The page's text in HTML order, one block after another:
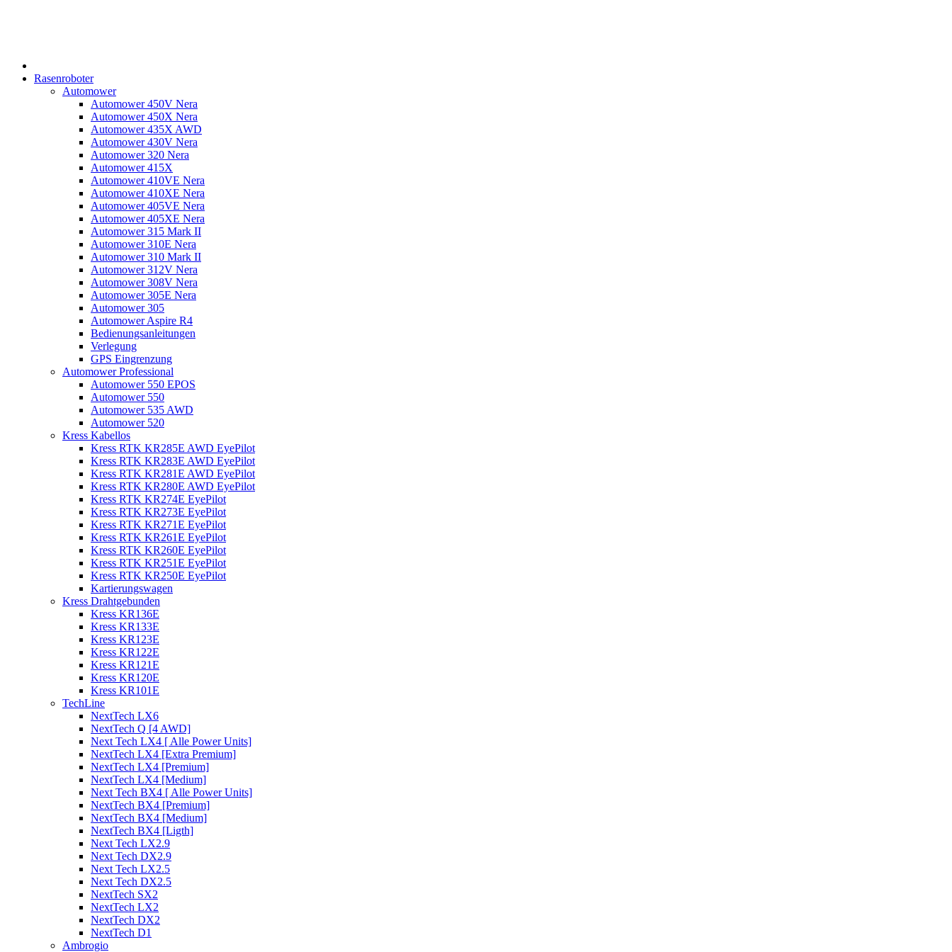
Rasenroboter
Automower
Automower 450V Nera
Automower 450X Nera
Automower 435X AWD
Automower 430V Nera
Automower 320 Nera
Automower 415X
Automower 410VE Nera
Automower 410XE Nera
Automower 405VE Nera
Automower 405XE Nera
Automower 315 Mark II
Automower 310E Nera
Automower 310 Mark II
Automower 312V Nera
Automower 308V Nera
Automower 305E Nera
Automower 305
Automower Aspire R4
Bedienungsanleitungen
Verlegung
GPS Eingrenzung
Automower Professional
Automower 550 EPOS
Automower 550
Automower 535 AWD
Automower 520
Kress Kabellos
Kress RTK KR285E AWD EyePilot
Kress RTK KR283E AWD EyePilot
Kress RTK KR281E AWD EyePilot
Kress RTK KR280E AWD EyePilot
Kress RTK KR274E EyePilot
Kress RTK KR273E EyePilot
Kress RTK KR271E EyePilot
Kress RTK KR261E EyePilot
Kress RTK KR260E EyePilot
Kress RTK KR251E EyePilot
Kress RTK KR250E EyePilot
Kartierungswagen
Kress Drahtgebunden
Kress KR136E
Kress KR133E
Kress KR123E
Kress KR122E
Kress KR121E
Kress KR120E
Kress KR101E
TechLine
NextTech LX6
NextTech Q [4 AWD]
Next Tech LX4 [ Alle Power Units]
NextTech LX4 [Extra Premium]
NextTech LX4 [Premium]
NextTech LX4 [Medium]
Next Tech BX4 [ Alle Power Units]
NextTech BX4 [Premium]
NextTech BX4 [Medium]
NextTech BX4 [Ligth]
Next Tech LX2.9
Next Tech DX2.9
Next Tech LX2.5
Next Tech DX2.5
NextTech SX2
NextTech LX2
NextTech DX2
NextTech D1
Ambrogio